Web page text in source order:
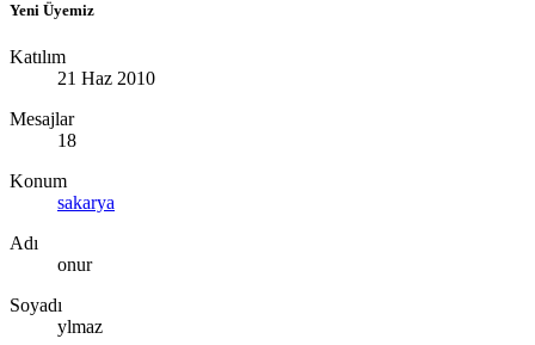
Yeni Üyemiz
Katılım
21 Haz 2010
Mesajlar
18
Konum
sakarya
Adı
onur
Soyadı
ylmaz